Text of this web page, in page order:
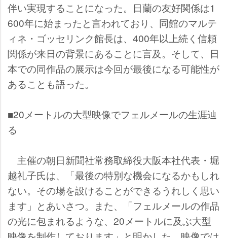
伴い実現することになった。日蘭の友好関係は1
600年に始まったと言われており、同館のマルテ
ィネ・ゴッセリンク館長は、400年以上続く信頼
関係が来日の背景にあることに言及。そして、日
本での同作品の展示は今回が最後になる可能性が
あることも語った。
■20メートルの大型映像でフェルメールの生涯辿
る
主催の朝日新聞社常務取締役大阪本社代表・堀
越礼子氏は、「最後の特別な機会になるかもしれ
ない。その場を設けることができるうれしく思い
ます」とあいさつ。また、「フェルメールの作品
の光に包まれるような、20メートルに及ぶ大型